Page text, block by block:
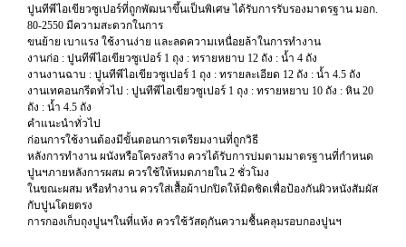
ปูนทีพีไอเขียวซูเปอร์ที่ถูกพัฒนาขึ้นเป็นพิเศษ ได้รับการรับรองมาตรฐาน มอก.
80-2550 มีความสะดวกในการ
ขนย้าย เบาแรง ใช้งานง่าย และลดความเหนื่อยล้าในการทำงาน
งานก่อ : ปูนทีพีไอเขียวซูเปอร์ 1 ถุง : ทรายหยาบ 12 ถัง : น้ำ 4 ถัง
งานงานฉาบ : ปูนทีพีไอเขียวซูเปอร์ 1 ถุง : ทรายละเอียด 12 ถัง : น้ำ 4.5 ถัง
งานเทคอนกรีตทั่วไป : ปูนทีพีไอเขียวซูเปอร์ 1 ถุง : ทรายหยาบ 10 ถัง : หิน 20
ถัง : น้ำ 4.5 ถัง
คำแนะนำทั่วไป
ก่อนการใช้งานต้องมีขั้นตอนการเตรียมงานที่ถูกวิธี
หลังการทำงาน ผนังหรือโครงสร้าง ควรได้รับการบ่มตามมาตรฐานที่กำหนด
ปูนฯภายหลังการผสม ควรใช้ให้หมดภายใน 2 ชั่วโมง
ในขณะผสม หรือทำงาน ควรใส่เสื้อผ้าปกปิดให้มิดชิดเพื่อป้องกันผิวหนังสัมผัส
กับปูนโดยตรง
การกองเก็บถุงปูนฯในที่แห้ง ควรใช้วัสดุกันความชื้นคลุมรอบกองปูนฯ